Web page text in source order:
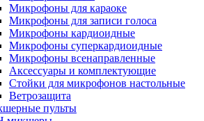
Микрофоны для караоке
Микрофоны для записи голоса
Микрофоны кардиоидные
Микрофоны суперкардиоидные
Микрофоны всенаправленные
Аксессуары и комплектующие
Стойки для микрофонов настольные
Ветрозащита
пульты